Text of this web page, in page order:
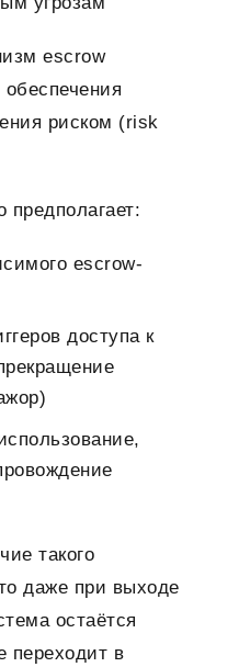
escrow
риском (risk
предполагает:
escrow-
доступа к
такого
даже при выходе
остаётся
переходит в